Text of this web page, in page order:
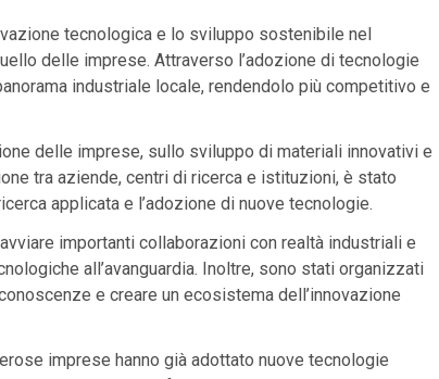
tecnologica e lo sviluppo sostenibile nel
delle imprese. Attraverso l’adozione di tecnologie
industriale locale, rendendolo più competitivo e
delle imprese, sullo sviluppo di materiali innovativi e
tra aziende, centri di ricerca e istituzioni, è stato
applicata e l’adozione di nuove tecnologie.
importanti collaborazioni con realtà industriali e
all’avanguardia. Inoltre, sono stati organizzati
e creare un ecosistema dell’innovazione
imprese hanno già adottato nuove tecnologie